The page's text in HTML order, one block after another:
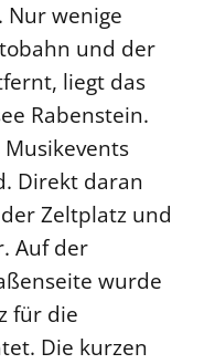
Nur wenige
und der
liegt das
Rabenstein.
Direkt daran
Zeltplatz und
Auf der
wurde
für die
Die kurzen